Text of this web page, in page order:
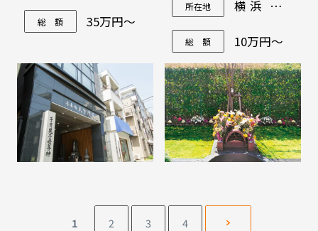
総 額 35万円～
所在地 横浜市港
総 額 10万円～
1 2 3 4